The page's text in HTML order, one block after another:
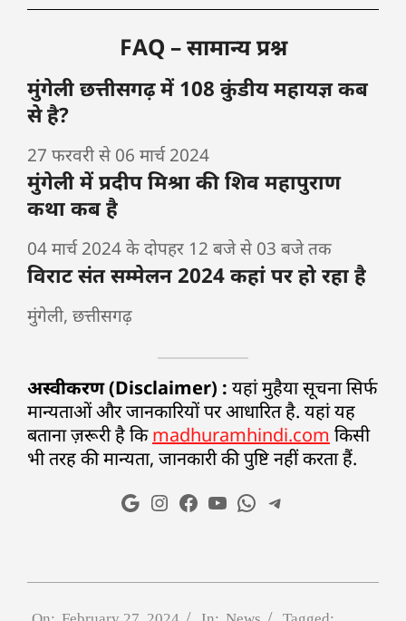
FAQ – सामान्य प्रश्न
मुंगेली छत्तीसगढ़ में 108 कुंडीय महायज्ञ कब
से है?
27 फरवरी से 06 मार्च 2024
मुंगेली में प्रदीप मिश्रा की शिव महापुराण
कथा कब है
04 मार्च 2024 के दोपहर 12 बजे से 03 बजे तक
विराट संत सम्मेलन 2024 कहां पर हो रहा है
मुंगेली, छत्तीसगढ़
अस्वीकरण (Disclaimer) : यहां मुहैया सूचना सिर्फ
मान्यताओं और जानकारियों पर आधारित है. यहां यह
बताना ज़रूरी है किmadhuramhindi.com किसी
भी तरह की मान्यता, जानकारी की पुष्टि नहीं करता हैं.